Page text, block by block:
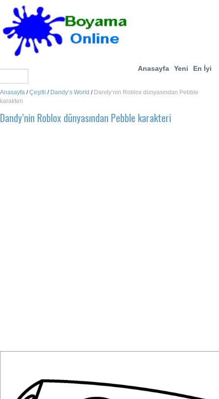
Anasayfa Yeni En İyi
Anasayfa /Çeşitli / Dandy’s World / Dandy’nin Roblox dünyasından Pebble
karakteri
Dandy’nin Roblox dünyasından Pebble karakteri